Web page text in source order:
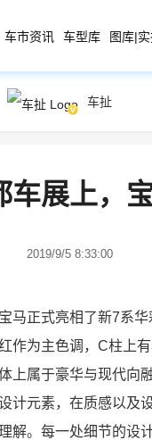
车市资讯 车型库 图库|
车扯
车展上，
2019/9/5 8:33:00
马正式亮相了新7系
作为主色调，C柱上
上属于豪华与现代向
计元素，在质感以及
解。每一处细节的设